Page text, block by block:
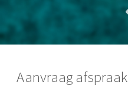
Aanvraag afspraak